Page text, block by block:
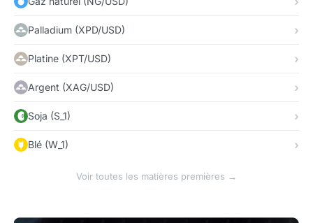
Palladium (XPD/USD)
Platine (XPT/USD)
Argent (XAG/USD)
Soja (S_1)
Blé (W_1)
Voir toutes les matières premières →